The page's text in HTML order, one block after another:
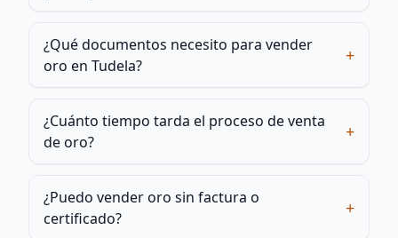
¿Qué documentos necesito para vender
oro en Tudela?
+
¿Cuánto tiempo tarda el proceso de venta
de oro?
+
¿Puedo vender oro sin factura o
certificado?
+